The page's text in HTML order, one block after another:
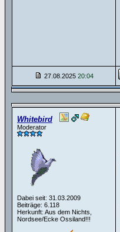
27.08.2025 20:04
Whitebird
Moderator
Dabei seit: 31.03.2009
Beiträge: 6.118
Herkunft: Aus dem Nichts,
Nordsee/Ecke Ossiland!!!